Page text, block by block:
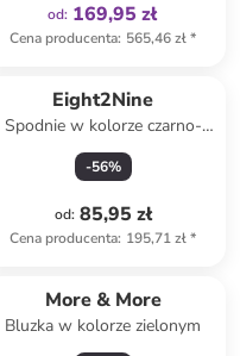
od: 169,95 zł
Cena producenta: 565,46 zł*
Eight2Nine
Spodnie w kolorze czarno-
białym
-56%
od: 85,95 zł
Cena producenta: 195,71 zł*
More & More
Bluzka w kolorze zielonym